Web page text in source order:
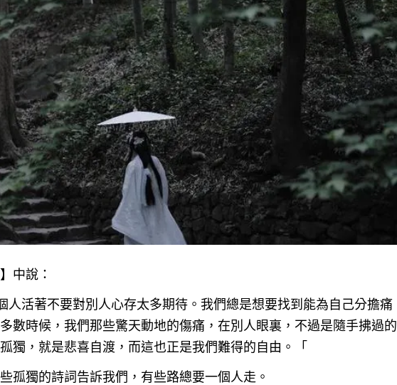
中說：
人活著不要對別人心存太多期待。我們總是想要找到能為自己分擔痛
數時候，我們那些驚天動地的傷痛，在別人眼裏，不過是隨手拂過的
獨，就是悲喜自渡，而這也正是我們難得的自由。「
孤獨的詩詞告訴我們，有些路總要一個人走。